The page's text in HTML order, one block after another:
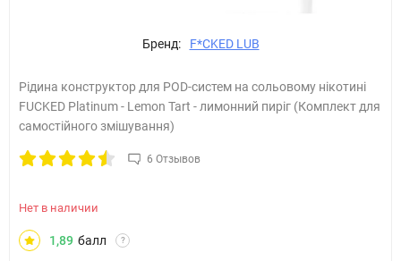
Бренд: F*CKED LUB
Рідина конструктор для POD-систем на сольовому нікотині
FUCKED Platinum - Lemon Tart - лимонний пиріг (Комплект для
самостійного змішування)
6 Отзывов
Нет в наличии
1,89 балл ?